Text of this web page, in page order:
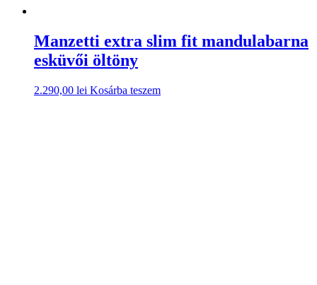
Manzetti extra slim fit mandulabarna
esküvői öltöny
2.290,00 lei Kosárba teszem